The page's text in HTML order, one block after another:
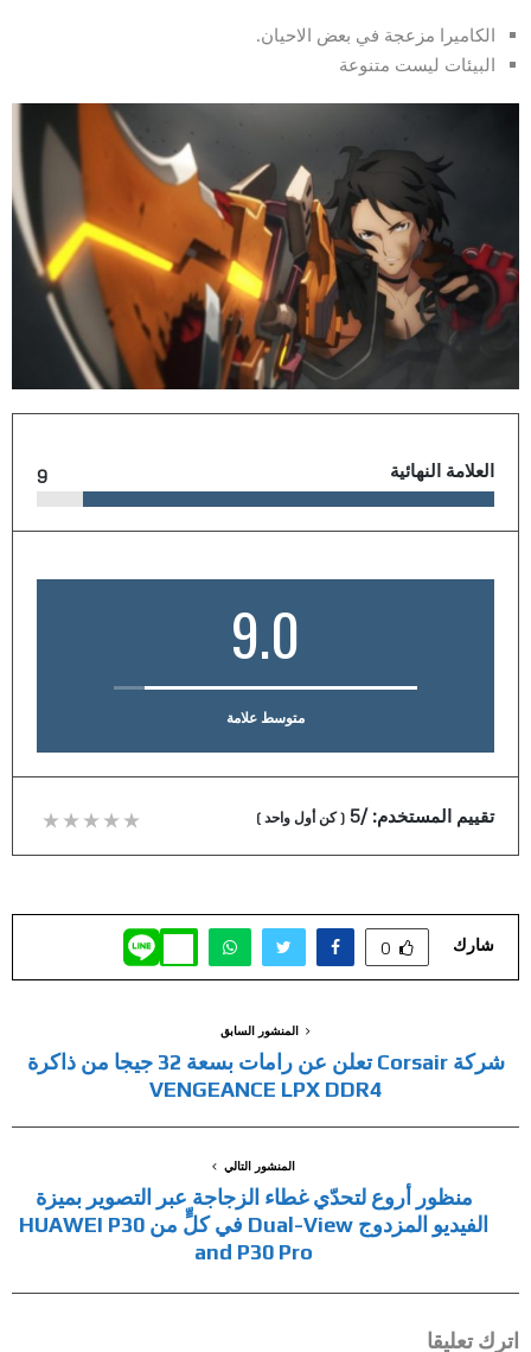
الكاميرا مزعجة في بعض الاحيان.
البيئات ليست متنوعة
العلامة النهائية 9
9.0
متوسط علامة
تقييم المستخدم:/5
(كن أول واحد )
شارك 0
المنشور السابق
شركة Corsair تعلن عن رامات بسعة 32 جيجا من ذاكرة
VENGEANCE LPX DDR4
المنشور التالي
منظور أروع لتحدّي غطاء الزجاجة عبر التصوير بميزة
الفيديو المزدوج Dual-View في كلٍّ من HUAWEI P30
and P30 Pro
اترك تعليقا